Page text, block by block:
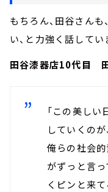
もちろん、田谷さん
い、と力強く話してい
田谷漆器店10代目
「この美し
していくの
俺らの社会的
がずっと言
くピンと来